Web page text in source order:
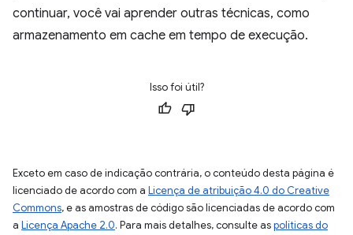
continuar, você vai aprender outras técnicas, como
armazenamento em cache em tempo de execução.
Isso foi útil?
Exceto em caso de indicação contrária, o conteúdo desta página é
licenciado de acordo com a Licença de atribuição 4.0 do Creative
Commons, e as amostras de código são licenciadas de acordo com
a Licença Apache 2.0. Para mais detalhes, consulte aspolíticas do